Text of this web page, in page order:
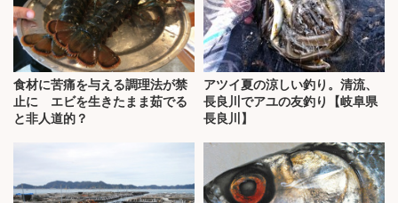
食材に苦痛を与える調理法が禁
止に エビを生きたまま茹でる
と非人道的？
アツイ夏の涼しい釣り。清流、
長良川でアユの友釣り【岐阜県
長良川】